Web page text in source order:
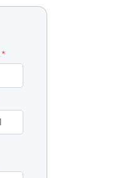
*